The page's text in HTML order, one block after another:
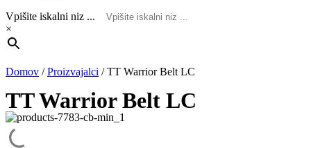
Vpišite iskalni niz ...
×
Domov /Proizvajalci /TT Warrior Belt LC
TT Warrior Belt LC